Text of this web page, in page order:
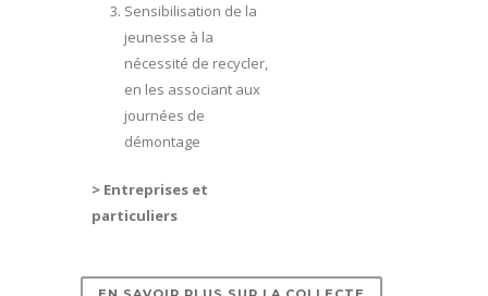
Sensibilisation de la
jeunesse à la
nécessité de recycler,
en les associant aux
journées de
démontage
> Entreprises et
particuliers